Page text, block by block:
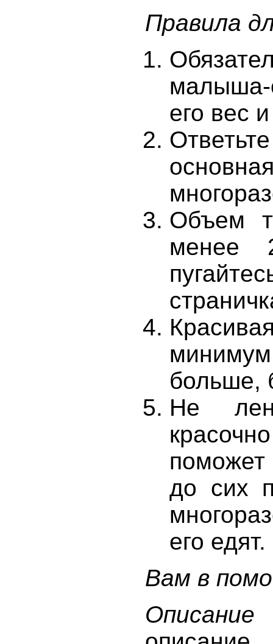
Правила
малыша-
его вес
Объем
менее
больше,
Не
до сих
его едят.
Вам в
Описание